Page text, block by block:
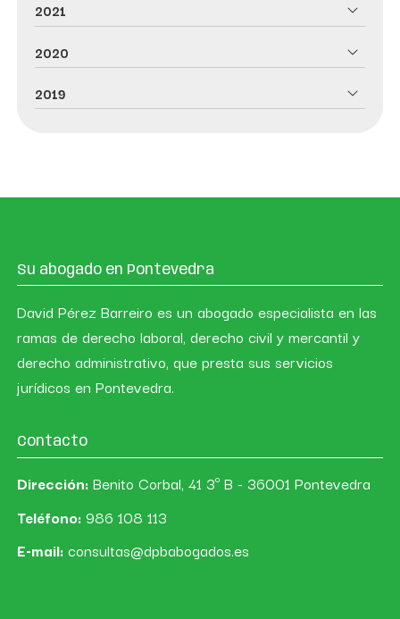
2021
2020
2019
Su abogado en Pontevedra
David Pérez Barreiro es un abogado especialista en las
ramas de derecho laboral, derecho civil y mercantil y
derecho administrativo, que presta sus servicios
jurídicos en Pontevedra.
Contacto
Dirección:Benito Corbal, 41 3º B - 36001 Pontevedra
Teléfono:986 108 113
E-mail:consultas@dpbabogados.es